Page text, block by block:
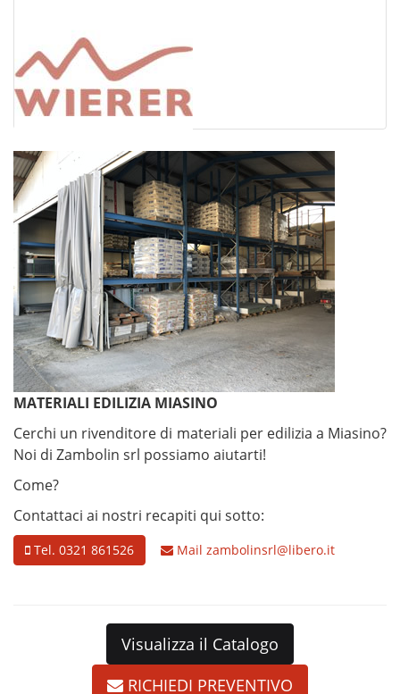
MATERIALI EDILIZIA MIASINO
Cerchi un rivenditore di materiali per edilizia a Miasino?
Noi di Zambolin srl possiamo aiutarti!
Come?
Contattaci ai nostri recapiti qui sotto:
Tel. 0321 861526 Mail zambolinsrl@libero.it
Visualizza il Catalogo
RICHIEDI PREVENTIVO